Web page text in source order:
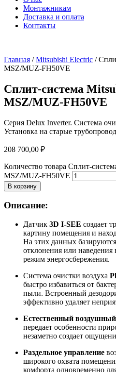
Монтажникам
Доставка и оплата
Контакты
Главная /Mitsubishi Electric /
MSZ/MUZ-FH50VE
Сплит-система
MSZ/MUZ-FH50VE
Серия Delux Inverter. Система
Установка на старые
208 700,00 ₽
Количество товара Сплит-
MSZ/MUZ-FH50VE
В корзину
Описание:
Датчик 3D I-SEE создает
картину помещения и
На этих данных
отклонения или наведения
режим энергосбережения.
Система очистки воздуха
быстро избавиться от
пыли. Встроенный
эффективно удаляет
Естественный
передает особенности
незаметно создает
Раздельное управление
широкого охвата
комфорта одновременно